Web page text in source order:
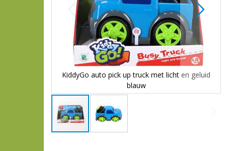
KiddyGo auto pick up truck met licht en geluid
blauw